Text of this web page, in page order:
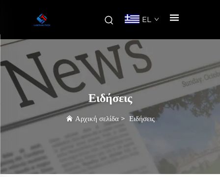
EL
Ειδήσεις
Αρχική σελίδα> Ειδήσεις